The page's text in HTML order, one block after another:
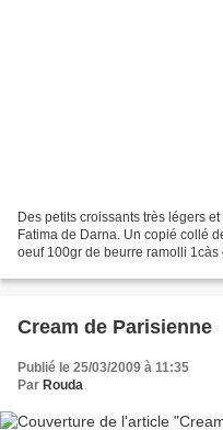
Des petits croissants très légers
Fatima de Darna. Un copié collé
oeuf 100gr de beurre ramolli
Cream de Parisienne
Publié le 25/03/2009 à 11:35
Par Rouda